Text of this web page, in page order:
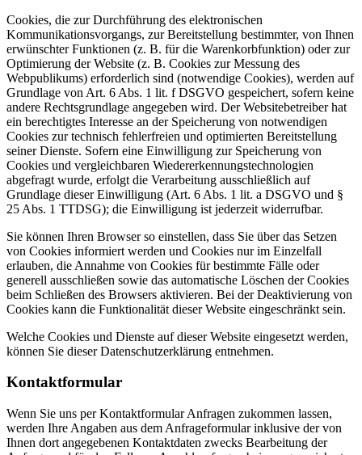
Cookies, die zur Durchführung des elektronischen
Kommunikationsvorgangs, zur Bereitstellung bestimmter, von Ihnen
erwünschter Funktionen (z. B. für die Warenkorbfunktion) oder zur
Optimierung der Website (z. B. Cookies zur Messung des
Webpublikums) erforderlich sind (notwendige Cookies), werden auf
Grundlage von Art. 6 Abs. 1 lit. f DSGVO gespeichert, sofern keine
andere Rechtsgrundlage angegeben wird. Der Websitebetreiber hat
ein berechtigtes Interesse an der Speicherung von notwendigen
Cookies zur technisch fehlerfreien und optimierten Bereitstellung
seiner Dienste. Sofern eine Einwilligung zur Speicherung von
Cookies und vergleichbaren Wiedererkennungstechnologien
abgefragt wurde, erfolgt die Verarbeitung ausschließlich auf
Grundlage dieser Einwilligung (Art. 6 Abs. 1 lit. a DSGVO und §
25 Abs. 1 TTDSG); die Einwilligung ist jederzeit widerrufbar.
Sie können Ihren Browser so einstellen, dass Sie über das Setzen
von Cookies informiert werden und Cookies nur im Einzelfall
erlauben, die Annahme von Cookies für bestimmte Fälle oder
generell ausschließen sowie das automatische Löschen der Cookies
beim Schließen des Browsers aktivieren. Bei der Deaktivierung von
Cookies kann die Funktionalität dieser Website eingeschränkt sein.
Welche Cookies und Dienste auf dieser Website eingesetzt werden,
können Sie dieser Datenschutzerklärung entnehmen.
Kontaktformular
Wenn Sie uns per Kontaktformular Anfragen zukommen lassen,
werden Ihre Angaben aus dem Anfrageformular inklusive der von
Ihnen dort angegebenen Kontaktdaten zwecks Bearbeitung der